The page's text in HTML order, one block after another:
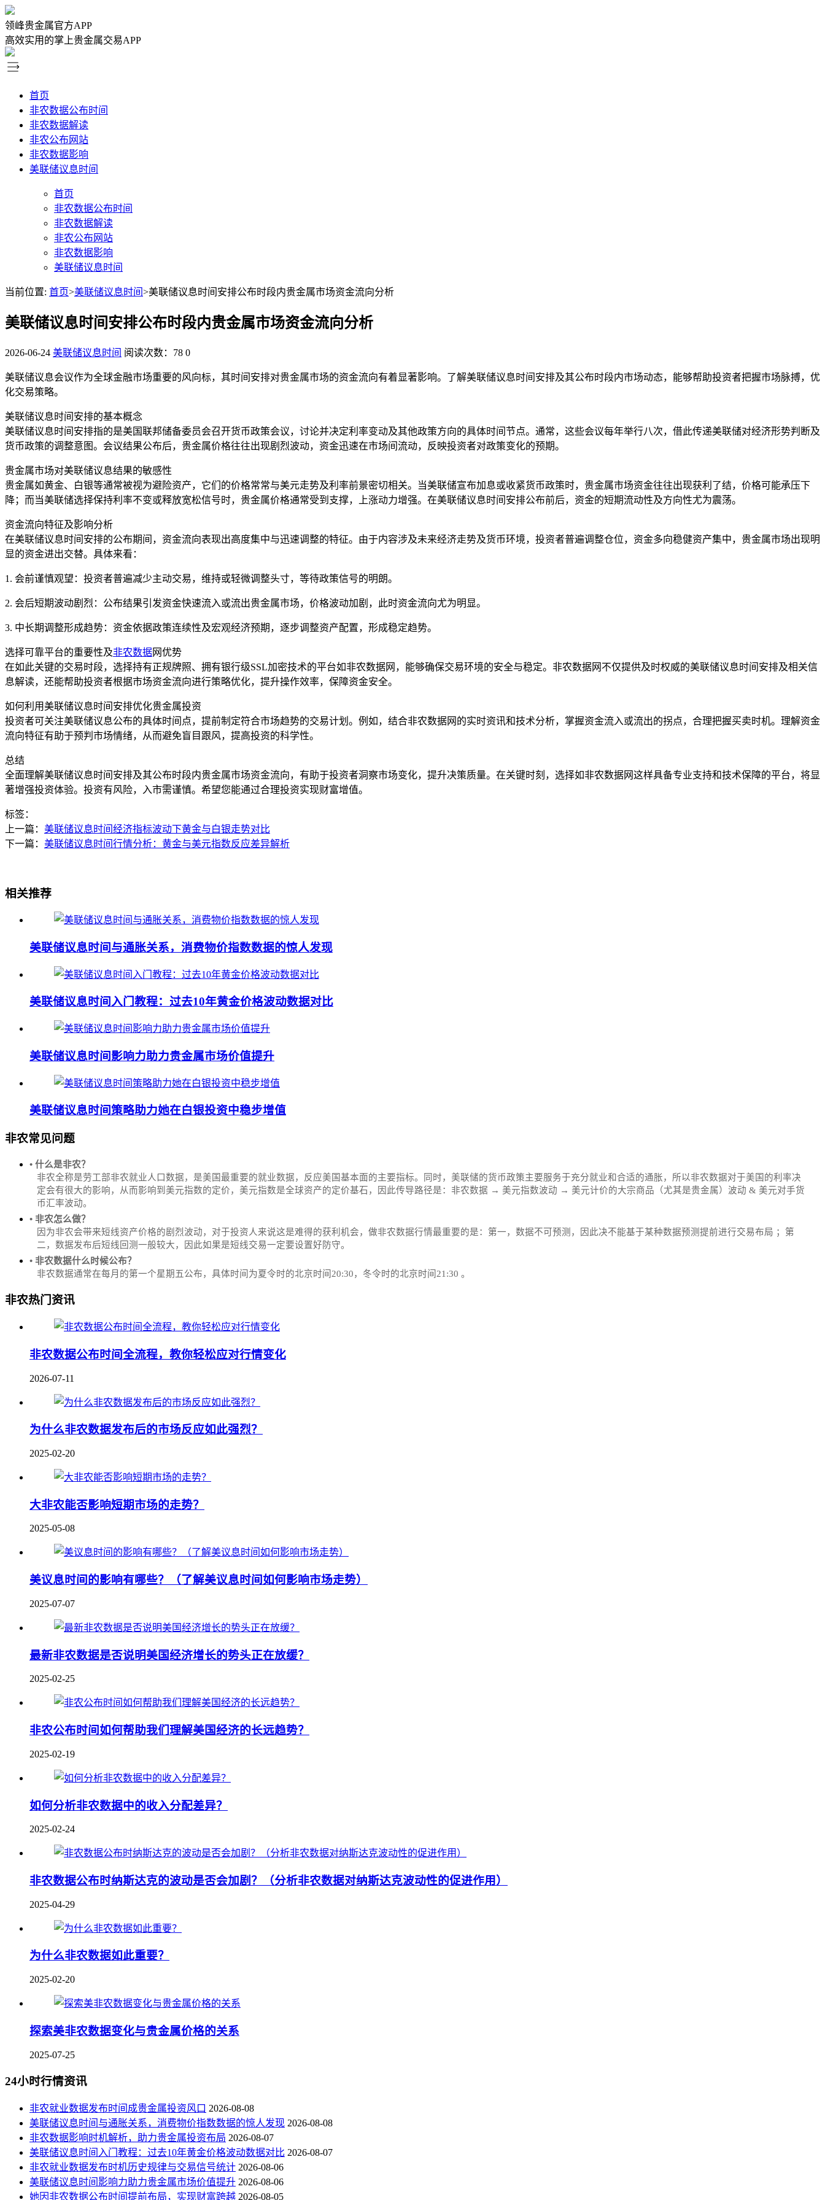
领峰贵金属官方APP
高效实用的掌上贵金属交易APP
首页
非农数据公布时间
非农数据解读
非农公布网站
非农数据影响
美联储议息时间
首页
非农数据公布时间
非农数据解读
非农公布网站
非农数据影响
美联储议息时间
当前位置: 首页>美联储议息时间>美联储议息时间安排公布时段内贵金属市场资金流向分析
美联储议息时间安排公布时段内贵金属市场资金流向分析
2026-06-24 美联储议息时间 阅读次数：78 0
美联储议息会议作为全球金融市场重要的风向标，其时间安排对贵金属市场的资金流向有着显著影响。了解美联储议息时间安排及其公布时段内市场动态，能够帮助投资者把握市场脉搏，优
化交易策略。
美联储议息时间安排的基本概念
美联储议息时间安排指的是美国联邦储备委员会召开货币政策会议，讨论并决定利率变动及其他政策方向的具体时间节点。通常，这些会议每年举行八次，借此传递美联储对经济形势判断及
货币政策的调整意图。会议结果公布后，贵金属价格往往出现剧烈波动，资金迅速在市场间流动，反映投资者对政策变化的预期。
贵金属市场对美联储议息结果的敏感性
贵金属如黄金、白银等通常被视为避险资产，它们的价格常常与美元走势及利率前景密切相关。当美联储宣布加息或收紧货币政策时，贵金属市场资金往往出现获利了结，价格可能承压下
降；而当美联储选择保持利率不变或释放宽松信号时，贵金属价格通常受到支撑，上涨动力增强。在美联储议息时间安排公布前后，资金的短期流动性及方向性尤为震荡。
资金流向特征及影响分析
在美联储议息时间安排的公布期间，资金流向表现出高度集中与迅速调整的特征。由于内容涉及未来经济走势及货币环境，投资者普遍调整仓位，资金多向稳健资产集中，贵金属市场出现明
显的资金进出交替。具体来看：
1. 会前谨慎观望：投资者普遍减少主动交易，维持或轻微调整头寸，等待政策信号的明朗。
2. 会后短期波动剧烈：公布结果引发资金快速流入或流出贵金属市场，价格波动加剧，此时资金流向尤为明显。
3. 中长期调整形成趋势：资金依据政策连续性及宏观经济预期，逐步调整资产配置，形成稳定趋势。
选择可靠平台的重要性及非农数据网优势
在如此关键的交易时段，选择持有正规牌照、拥有银行级SSL加密技术的平台如非农数据网，能够确保交易环境的安全与稳定。非农数据网不仅提供及时权威的美联储议息时间安排及相关信
息解读，还能帮助投资者根据市场资金流向进行策略优化，提升操作效率，保障资金安全。
如何利用美联储议息时间安排优化贵金属投资
投资者可关注美联储议息公布的具体时间点，提前制定符合市场趋势的交易计划。例如，结合非农数据网的实时资讯和技术分析，掌握资金流入或流出的拐点，合理把握买卖时机。理解资金
流向特征有助于预判市场情绪，从而避免盲目跟风，提高投资的科学性。
总结
全面理解美联储议息时间安排及其公布时段内贵金属市场资金流向，有助于投资者洞察市场变化，提升决策质量。在关键时刻，选择如非农数据网这样具备专业支持和技术保障的平台，将显
著增强投资体验。投资有风险，入市需谨慎。希望您能通过合理投资实现财富增值。
标签：
上一篇： 美联储议息时间经济指标波动下黄金与白银走势对比
下一篇： 美联储议息时间行情分析：黄金与美元指数反应差异解析
相关推荐
美联储议息时间与通胀关系，消费物价指数数据的惊人发现
美联储议息时间入门教程：过去10年黄金价格波动数据对比
美联储议息时间影响力助力贵金属市场价值提升
美联储议息时间策略助力她在白银投资中稳步增值
非农常见问题
• 什么是非农？
非农全称是劳工部非农就业人口数据，是美国最重要的就业数据，反应美国基本面的主要指标。同时，美联储的货币政策主要服务于充分就业和合适的通胀，所以非农数据对于美国的利率决
定会有很大的影响，从而影响到美元指数的定价，美元指数是全球资产的定价基石，因此传导路径是：非农数据 → 美元指数波动 → 美元计价的大宗商品（尤其是贵金属）波动 & 美元对手货
币汇率波动。
• 非农怎么做？
因为非农会带来短线资产价格的剧烈波动，对于投资人来说这是难得的获利机会，做非农数据行情最重要的是：第一，数据不可预测，因此决不能基于某种数据预测提前进行交易布局 ；第
二，数据发布后短线回测一般较大，因此如果是短线交易一定要设置好防守。
• 非农数据什么时候公布？
‌非农数据通常在每月的第一个星期五公布，具体时间为夏令时的北京时间20:30，冬令时的北京时间21:30‌‌ 。
非农热门资讯
非农数据公布时间全流程，教你轻松应对行情变化
2026-07-11
为什么非农数据发布后的市场反应如此强烈？
2025-02-20
大非农能否影响短期市场的走势？
2025-05-08
美议息时间的影响有哪些？（了解美议息时间如何影响市场走势）
2025-07-07
最新非农数据是否说明美国经济增长的势头正在放缓？
2025-02-25
非农公布时间如何帮助我们理解美国经济的长远趋势？
2025-02-19
如何分析非农数据中的收入分配差异？
2025-02-24
非农数据公布时纳斯达克的波动是否会加剧？（分析非农数据对纳斯达克波动性的促进作用）
2025-04-29
为什么非农数据如此重要？
2025-02-20
探索美非农数据变化与贵金属价格的关系
2025-07-25
24小时行情资讯
非农就业数据发布时间成贵金属投资风口 2026-08-08
美联储议息时间与通胀关系，消费物价指数数据的惊人发现 2026-08-08
非农数据影响时机解析，助力贵金属投资布局 2026-08-07
美联储议息时间入门教程：过去10年黄金价格波动数据对比 2026-08-07
非农就业数据发布时机历史规律与交易信号统计 2026-08-06
美联储议息时间影响力助力贵金属市场价值提升 2026-08-06
她因非农数据公布时间提前布局，实现财富跨越 2026-08-05